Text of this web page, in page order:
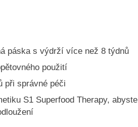
páska s výdrží více než 8 týdnů
použití
při správné péči
S1 Superfood Therapy, abyste